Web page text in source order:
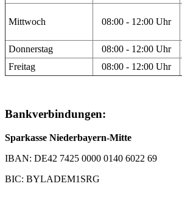
Mittwoch 08:00 - 12:00 Uhr
Donnerstag 08:00 - 12:00 Uhr
Freitag
08:00 - 12:00 Uhr
Bankverbindungen:
Sparkasse Niederbayern-Mitte
IBAN: DE42 7425 0000 0140 6022 69
BIC: BYLADEM1SRG